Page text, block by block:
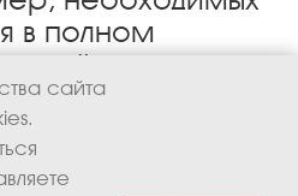
в полном
в области
данных.
сайта